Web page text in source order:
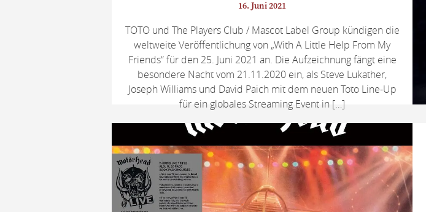
16. Juni 2021
TOTO und The Players Club / Mascot Label Group kündigen die
weltweite Veröffentlichung von „With A Little Help From My
Friends“ für den 25. Juni 2021 an. Die Aufzeichnung fängt eine
besondere Nacht vom 21.11.2020 ein, als Steve Lukather,
Joseph Williams und David Paich mit dem neuen Toto Line-Up
für ein globales Streaming Event in […]